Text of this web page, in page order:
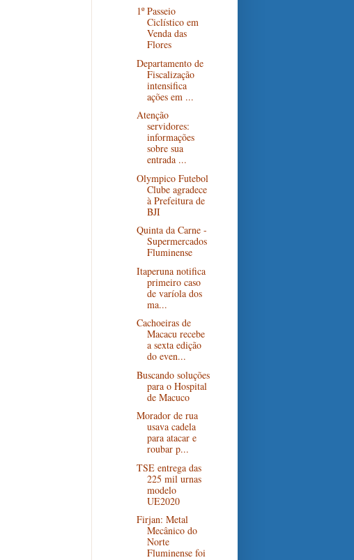
1º Passeio
Ciclístico em
Venda das
Flores
Departamento de
Fiscalização
intensifica
ações em ...
Atenção
servidores:
informações
sobre sua
entrada ...
Olympico Futebol
Clube agradece
à Prefeitura de
BJI
Quinta da Carne -
Supermercados
Fluminense
Itaperuna notifica
primeiro caso
de varíola dos
ma...
Cachoeiras de
Macacu recebe
a sexta edição
do even...
Buscando soluções
para o Hospital
de Macuco
Morador de rua
usava cadela
para atacar e
roubar p...
TSE entrega das
225 mil urnas
modelo
UE2020
Firjan: Metal
Mecânico do
Norte
Fluminense foi